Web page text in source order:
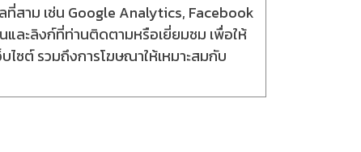
ที่สาม เช่น Google Analytics, Facebook
และลิงก์ที่ท่านติดตามหรือเยี่ยมชม เพื่อให้
ไซต์ รวมถึงการโฆษณาให้เหมาะสมกับ